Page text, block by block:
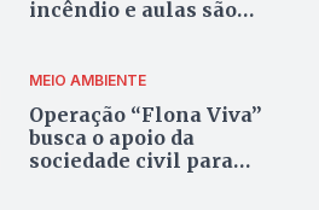
incêndio e aulas são
MEIO AMBIENTE
Operação “Flona Viva”
busca o apoio da
sociedade civil para